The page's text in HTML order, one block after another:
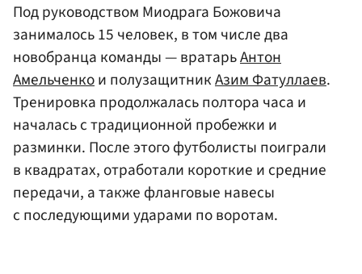
Под руководством Миодрага Божовича
занималось 15 человек, в том числе два
новобранца команды — вратарьАнтон
Амельченкои полузащитникАзим Фатуллаев.
Тренировка продолжалась полтора часа и
началась с традиционной пробежки и
разминки. После этого футболисты поиграли
в квадратах, отработали короткие и средние
передачи, а также фланговые навесы
с последующими ударами по воротам.